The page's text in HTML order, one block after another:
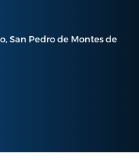
San Pedro de Montes de